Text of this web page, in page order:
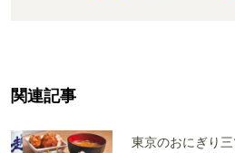
関連記事
東京のおにぎり